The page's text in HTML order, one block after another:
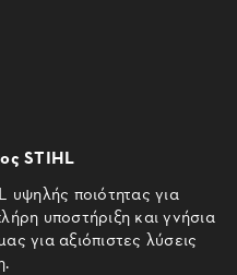
STIHL
ποιότητας για
υποστήριξη και γνήσια
για αξιόπιστες λύσεις